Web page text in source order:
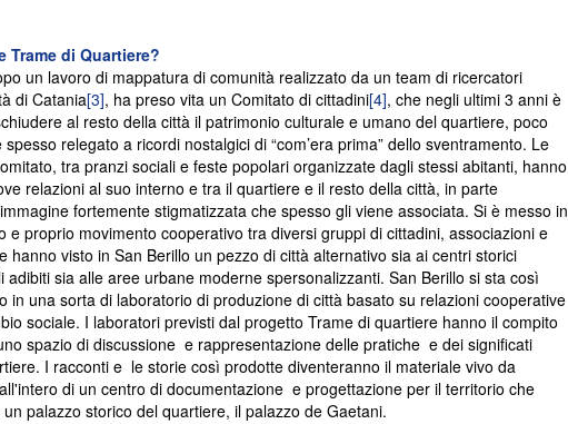
Trame di Quartiere?
un lavoro di mappatura di comunità realizzato da un team di ricercatori
di Catania[3], ha preso vita un Comitato di cittadini[4], che negli ultimi 3 anni è
al resto della città il patrimonio culturale e umano del quartiere, poco
relegato a ricordi nostalgici di “com’era prima” dello sventramento. Le
tra pranzi sociali e feste popolari organizzate dagli stessi abitanti, hanno
relazioni al suo interno e tra il quartiere e il resto della città, in parte
fortemente stigmatizzata che spesso gli viene associata. Si è messo in
e proprio movimento cooperativo tra diversi gruppi di cittadini, associazioni e
hanno visto in San Berillo un pezzo di città alternativo sia ai centri storici
adibiti sia alle aree urbane moderne spersonalizzanti. San Berillo si sta così
in una sorta di laboratorio di produzione di città basato su relazioni cooperative
sociale. I laboratori previsti dal progetto Trame di quartiere hanno il compito
spazio di discussione e rappresentazione delle pratiche e dei significati
I racconti e le storie così prodotte diventeranno il materiale vivo da
di un centro di documentazione e progettazione per il territorio che
palazzo storico del quartiere, il palazzo de Gaetani.